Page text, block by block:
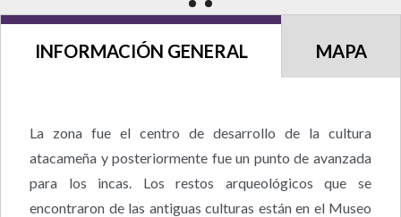
INFORMACIÓN GENERAL MAPA
La zona fue el centro de desarrollo de la cultura
atacameña y posteriormente fue un punto de avanzada
para los incas. Los restos arqueológicos que se
encontraron de las antiguas culturas están en el Museo